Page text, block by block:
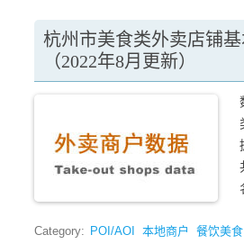
杭州市美食类外卖店铺
（2022年8月更新）
Category: POI/AOI 本地商户 餐饮美食